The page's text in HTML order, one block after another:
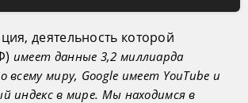
деятельность которой
имеет данные 3,2 миллиарда
всему миру, Google имеет YouTube и
индекс в мире. Мы находимся в